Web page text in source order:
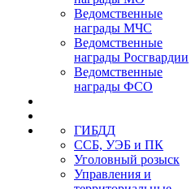
Ведомственные
награды МЧС
Ведомственные
награды Росгвардии
Ведомственные
награды ФСО
ГИБДД
ССБ, УЭБ и ПК
Уголовный розыск
Управления и